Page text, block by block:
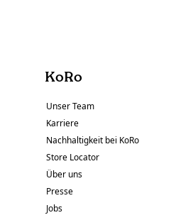
KoRo
Unser Team
Karriere
Nachhaltigkeit bei KoRo
Store Locator
Über uns
Presse
Jobs